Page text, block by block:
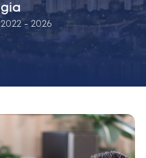
gia
2022 - 2026